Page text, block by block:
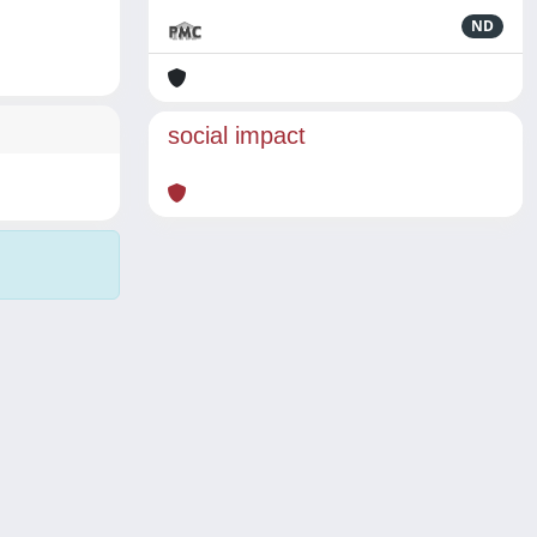
ND
social impact